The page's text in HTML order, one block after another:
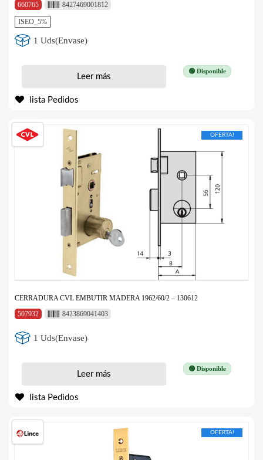
660765
8427469001812
ISEO_5%
1 Uds(Envase)
🟢 Disponible
Leer más
lista Pedidos
OFERTA!
CERRADURA CVL EMBUTIR MADERA 1962/60/2 – 130612
507932
8423869041403
1 Uds(Envase)
🟢 Disponible
Leer más
lista Pedidos
OFERTA!